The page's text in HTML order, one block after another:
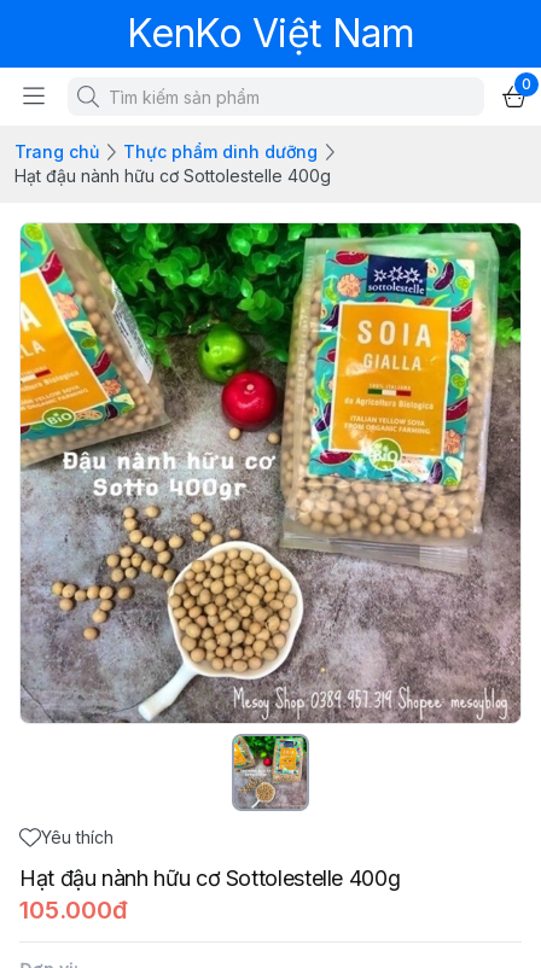
KenKo Việt Nam
0
Trang chủ
Thực phẩm dinh dưỡng
Hạt đậu nành hữu cơ Sottolestelle 400g
Yêu thích
Hạt đậu nành hữu cơ Sottolestelle 400g
105.000đ